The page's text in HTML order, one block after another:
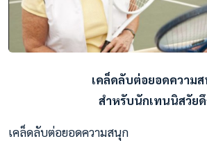
เคล็ดลับต่อยอดความ
สำหรับนักเทนนิสวัย
เคล็ดลับต่อยอดความสนุก